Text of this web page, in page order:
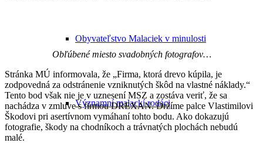
Obyvateľstvo Malaciek v minulosti
Významní malackí rodáci
Obľúbené miesto svadobných fotografov…
Stránka MÚ informovala, že „Firma, ktorá drevo kúpila, je
zodpovedná za odstránenie vzniknutých škôd na vlastné náklady.“
Tento bod však nie je v uznesení MSZ a zostáva veriť, že sa
nachádza v zmluve s firmou DREXAN. Držíme palce Vlastimilovi
Škodovi pri asertívnom vymáhaní tohto bodu. Ako dokazujú
fotografie, škody na chodníkoch a trávnatých plochách nebudú
malé.